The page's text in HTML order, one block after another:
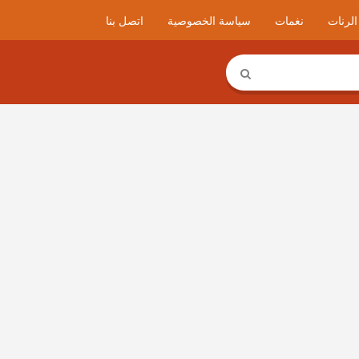
نغمات سياسة الخصوصية اتصل بنا